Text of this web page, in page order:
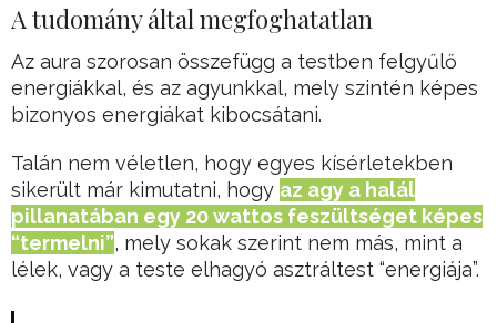
A tudomány által megfoghatatlan
Az aura szorosan összefügg a testben felgyűlő
energiákkal, és az agyunkkal, mely szintén képes
bizonyos energiákat kibocsátani.
Talán nem véletlen, hogy egyes kísérletekben
sikerült már kimutatni, hogy az agy a halál
pillanatában egy 20 wattos feszültséget képes
“termelni”, mely sokak szerint nem más, mint a
lélek, vagy a teste elhagyó asztráltest “energiája”.